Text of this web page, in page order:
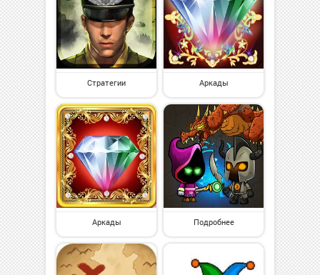
Стратегии Аркады
Аркады Подробнее